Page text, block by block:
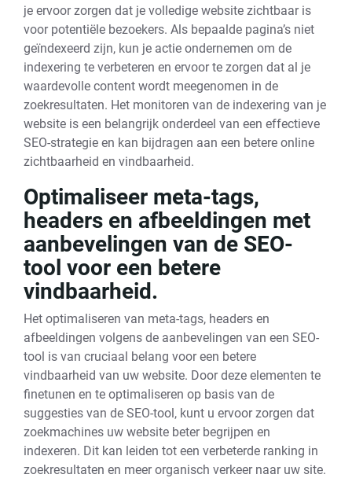
je ervoor zorgen dat je volledige website zichtbaar is
voor potentiële bezoekers. Als bepaalde pagina’s niet
geïndexeerd zijn, kun je actie ondernemen om de
indexering te verbeteren en ervoor te zorgen dat al je
waardevolle content wordt meegenomen in de
zoekresultaten. Het monitoren van de indexering van je
website is een belangrijk onderdeel van een effectieve
SEO-strategie en kan bijdragen aan een betere online
zichtbaarheid en vindbaarheid.
Optimaliseer meta-tags,
headers en afbeeldingen met
aanbevelingen van de SEO-
tool voor een betere
vindbaarheid.
Het optimaliseren van meta-tags, headers en
afbeeldingen volgens de aanbevelingen van een SEO-
tool is van cruciaal belang voor een betere
vindbaarheid van uw website. Door deze elementen te
finetunen en te optimaliseren op basis van de
suggesties van de SEO-tool, kunt u ervoor zorgen dat
zoekmachines uw website beter begrijpen en
indexeren. Dit kan leiden tot een verbeterde ranking in
zoekresultaten en meer organisch verkeer naar uw site.